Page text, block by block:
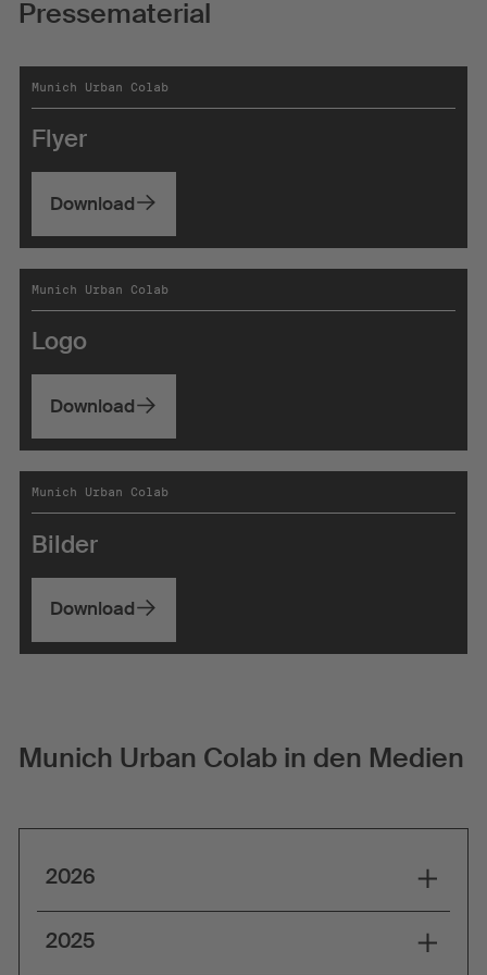
Pressematerial
Munich Urban Colab
Flyer
Download
Munich Urban Colab
Logo
Download
Munich Urban Colab
Bilder
Download
Munich Urban Colab in den Medien
2026
Süddeutsche Zeitung
2025